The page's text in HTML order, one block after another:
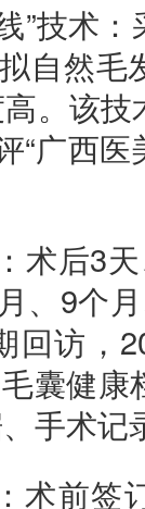
”技术
自然毛
。该
“广西
术后3
、9个
回访，
囊健康
手术记
术前签